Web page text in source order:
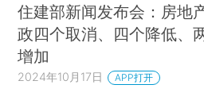
住建部新闻发布会：房地
政四个取消、四个降低、
增加
2024年10月17日 APP打开